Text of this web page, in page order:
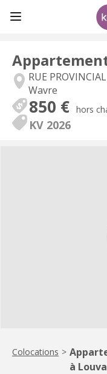
RUE
Wavre
850 € hors
KV 2026
Colocations >
à